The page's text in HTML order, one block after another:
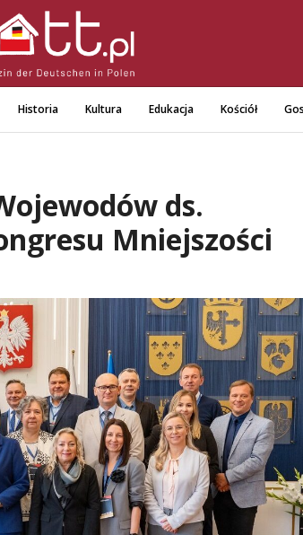
Historia Kultura Edukacja Kościół
ds.
Mniejszości